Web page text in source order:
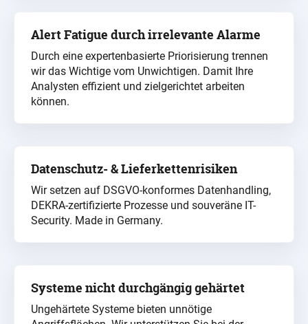
Alert Fatigue durch irrelevante Alarme
Durch eine expertenbasierte Priorisierung trennen
wir das Wichtige vom Unwichtigen. Damit Ihre
Analysten effizient und zielgerichtet arbeiten
können.
Datenschutz- & Lieferkettenrisiken
Wir setzen auf DSGVO-konformes Datenhandling,
DEKRA-zertifizierte Prozesse und souveräne IT-
Security. Made in Germany.
Systeme nicht durchgängig gehärtet
Ungehärtete Systeme bieten unnötige